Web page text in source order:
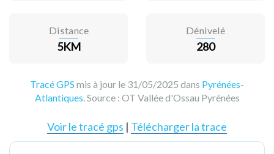
Distance
5KM
Dénivelé
280
Tracé GPS mis à jour le 31/05/2025 dans Pyrénées-
Atlantiques. Source : OT Vallée d'Ossau Pyrénées
Voir le tracé gps | Télécharger la trace